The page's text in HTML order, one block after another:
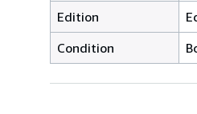
Edition
Condition